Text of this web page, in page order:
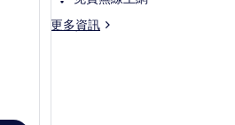
片
Club
Included
Suite
Single
更多資訊
更